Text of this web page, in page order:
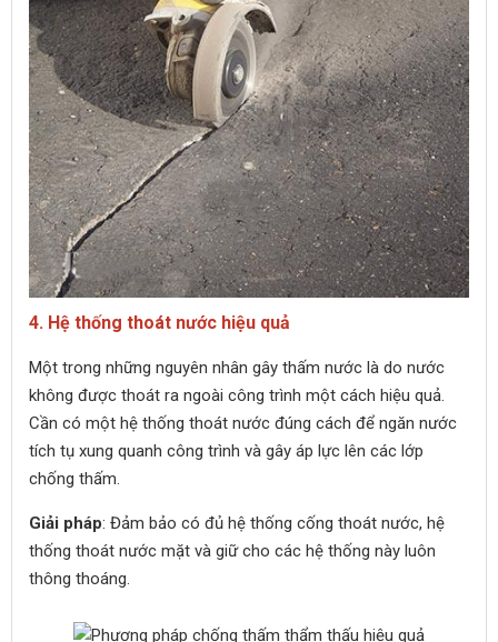
4. Hệ thống thoát nước hiệu quả
Một trong những nguyên nhân gây thấm nước là do nước
không được thoát ra ngoài công trình một cách hiệu quả.
Cần có một hệ thống thoát nước đúng cách để ngăn nước
tích tụ xung quanh công trình và gây áp lực lên các lớp
chống thấm.
Giải pháp: Đảm bảo có đủ hệ thống cống thoát nước, hệ
thống thoát nước mặt và giữ cho các hệ thống này luôn
thông thoáng.